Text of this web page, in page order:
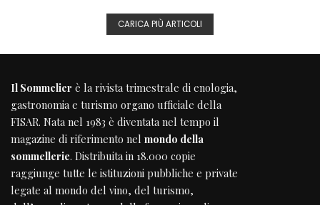
CARICA PIÙ ARTICOLI
Il Sommelier è la rivista trimestrale di enologia,
gastronomia e turismo organo ufficiale della
FISAR. Nata nel 1983 è diventata nel tempo il
magazine di riferimento nel mondo della
sommellerie. Distribuita in 18.000 copie
raggiunge tutte le istituzioni pubbliche e private
legate al mondo del vino, del turismo,